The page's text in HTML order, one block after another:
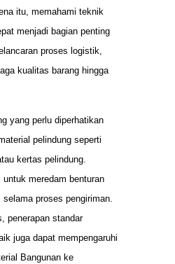
itu, memahami teknik
menjadi bagian penting
proses logistik,
kualitas barang hingga
yang perlu diperhatikan
pelindung seperti
kertas pelindung.
meredam benturan
proses pengiriman.
penerapan standar
juga dapat mempengaruhi
Bangunan ke